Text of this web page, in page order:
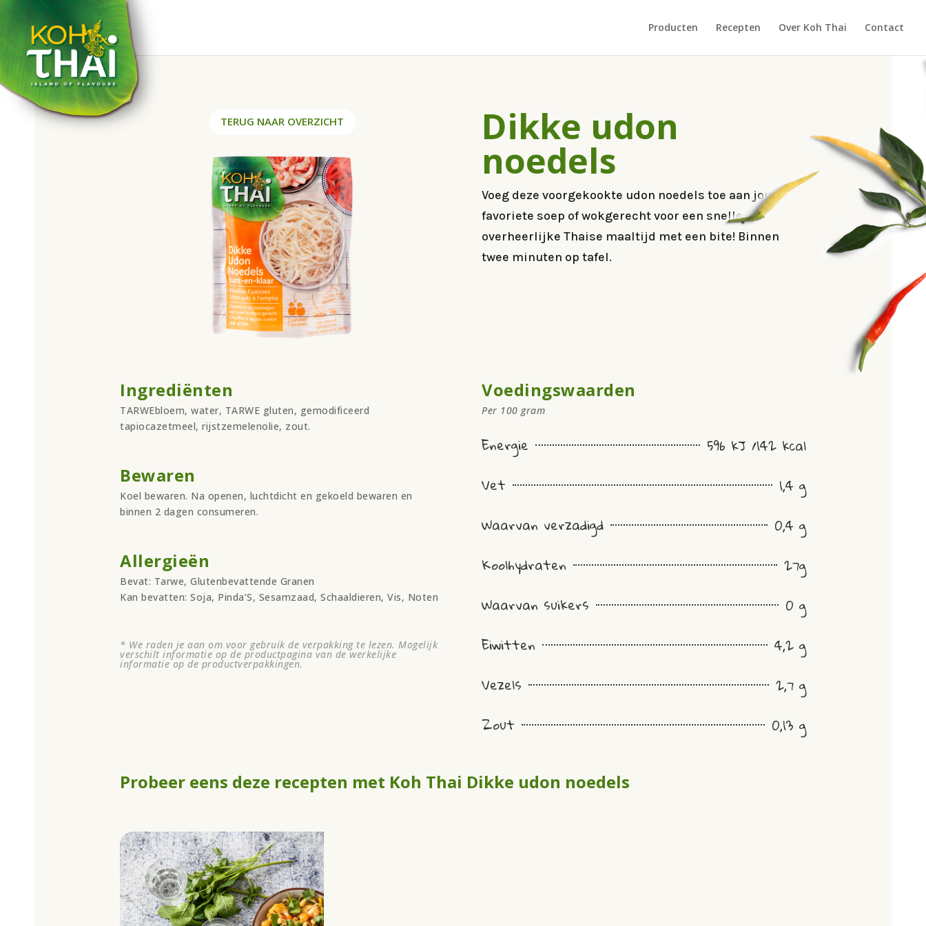
Producten Recepten Over Koh Thai Contact
TERUG NAAR OVERZICHT Dikke udon
noedels
Voeg deze voorgekookte udon noedels toe aan jouw
favoriete soep of wokgerecht voor een snelle,
overheerlijke Thaise maaltijd met een bite! Binnen
twee minuten op tafel.
Ingrediënten
TARWEbloem, water, TARWE gluten, gemodificeerd
tapiocazetmeel, rijstzemelenolie, zout.
Bewaren
Koel bewaren. Na openen, luchtdicht en gekoeld bewaren en
binnen 2 dagen consumeren.
Allergieën
Bevat: Tarwe, Glutenbevattende Granen
Kan bevatten: Soja, Pinda’S, Sesamzaad, Schaaldieren, Vis, Noten
* We raden je aan om voor gebruik de verpakking te lezen. Mogelijk
verschilt informatie op de productpagina van de werkelijke
informatie op de productverpakkingen.
Voedingswaarden
Per 100 gram
Energie
596 kJ /142 kcal
Vet
1,4 g
Waarvan verzadigd
0,4 g
Koolhydraten
27g
Waarvan suikers
0 g
Eiwitten
4,2 g
Vezels
2,7 g
Zout
0,13 g
Probeer eens deze recepten met Koh Thai Dikke udon noedels